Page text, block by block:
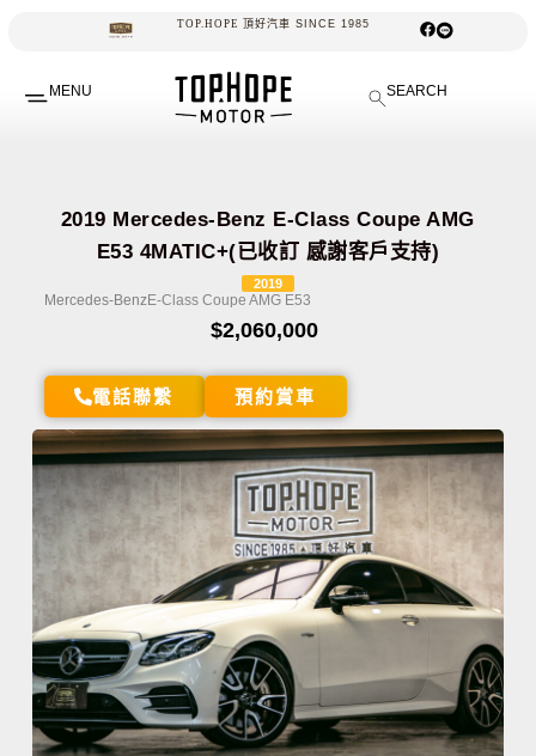
TOP.HOPE 頂好汽車 S NC E 1985
MENU SEARCH
2019 Mercedes-Benz E-Class Coupe AMG
E53 4MATIC+(已收訂 感謝客戶支持)
2019
Mercedes-BenzE-Class Coupe AMG E53
$2,060,000
電話聯繫 預約賞車